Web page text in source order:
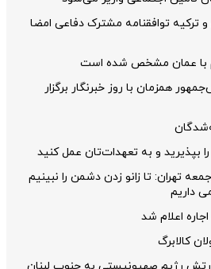
ترکیه توافقنامه مشترک دفاعی امضا
با عمان مشخص شده است
همزمان با روز خبرنگار برگزار
بپذیرید و به تعهدات‌تان عمل کنید
تهران: تا زانو زدن دشمن را نبینیم
داریم
اعلام شد
کالابرگ